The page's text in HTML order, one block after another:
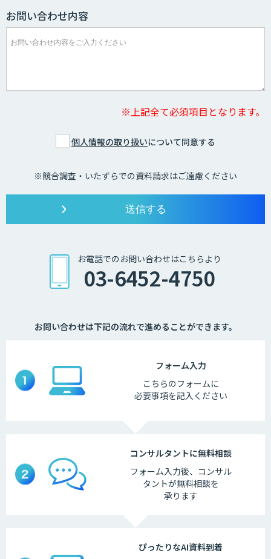
お問い合わせ内容
※上記全て必須項目となります。
個人情報の取り扱いについて同意する
※競合調査・いたずらでの資料請求はご遠慮ください
お電話でのお問い合わせはこちらより
03-6452-4750
お問い合わせは下記の流れで進めることができます。
フォーム入力
こちらのフォームに
必要事項を記入ください
コンサルタントに無料相談
フォーム入力後、 コンサル
タントが無料相談を
承ります
ぴったりなAI資料到着